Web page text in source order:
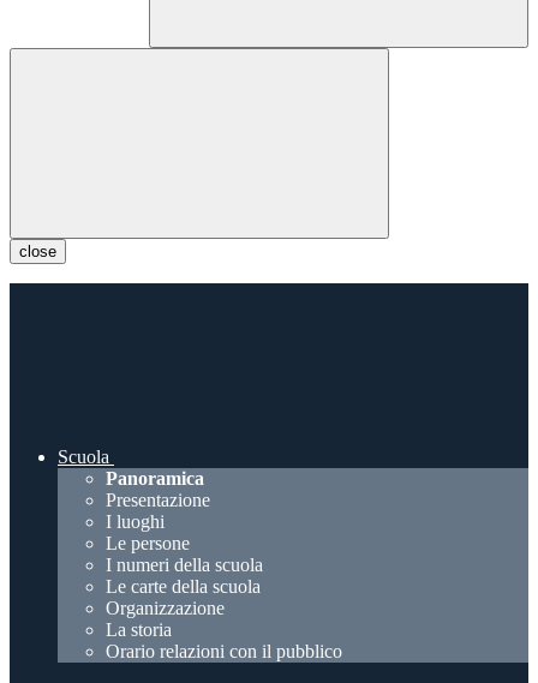
close
Scuola
Panoramica
Presentazione
I luoghi
Le persone
I numeri della scuola
Le carte della scuola
Organizzazione
La storia
Orario relazioni con il pubblico